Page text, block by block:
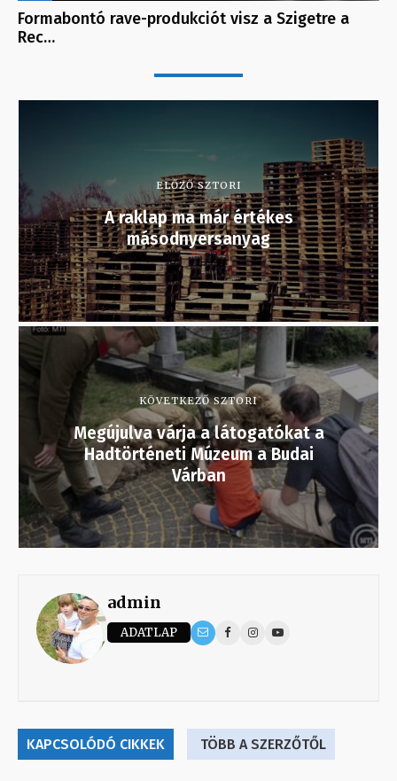
Formabontó rave-produkciót visz a Szigetre a
Rec…
ELŐZŐ SZTORI
A raklap ma már értékes
másodnyersanyag
KÖVETKEZŐ SZTORI
Megújulva várja a látogatókat a
Hadtörténeti Múzeum a Budai
Várban
admin
ADATLAP
KAPCSOLÓDÓ CIKKEK TÖBB A SZERZŐTŐL